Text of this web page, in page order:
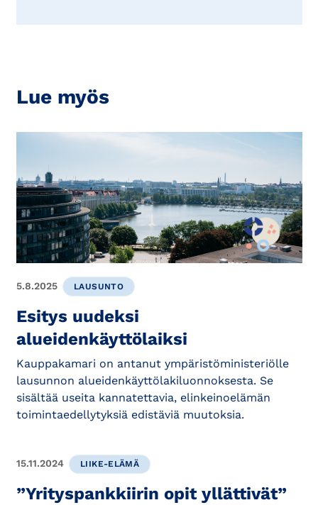
Lue myös
5.8.2025 LAUSUNTO
Esitys uudeksi
alueidenkäyttölaiksi
Kauppakamari on antanut ympäristöministeriölle
lausunnon alueidenkäyttölakiluonnoksesta. Se
sisältää useita kannatettavia, elinkeinoelämän
toimintaedellytyksiä edistäviä muutoksia.
15.11.2024 LIIKE-ELÄMÄ
”Yrityspankkiirin opit yllättivät”